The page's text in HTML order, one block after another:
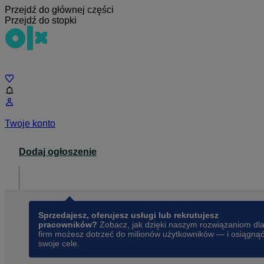
Przejdź do głównej części
Przejdź do stopki
Twoje konto
Dodaj ogłoszenie
Sprzedajesz, oferujesz usługi lub rekrutujesz
pracowników? Zobacz, jak dzięki naszym rozwiązaniom dla
firm możesz dotrzeć do milionów użytkowników — i osiągnąć
swoje cele.